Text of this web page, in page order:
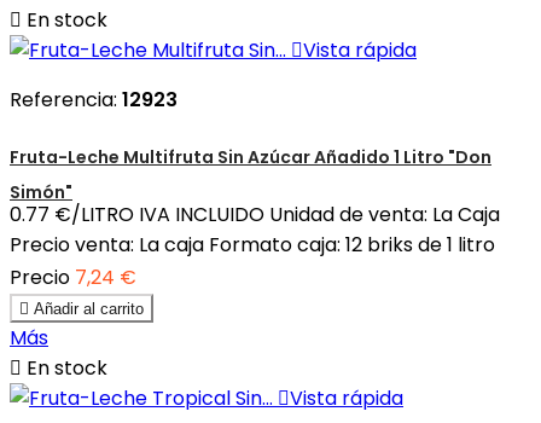
 En stock
Vista rápida
Referencia: 12923
Fruta-Leche Multifruta Sin Azúcar Añadido 1 Litro "Don
Simón"
0.77 €/LITRO IVA INCLUIDO Unidad de venta: La Caja
Precio venta: La caja Formato caja: 12 briks de 1 litro
Precio 7,24 €
 Añadir al carrito
Más
 En stock
Vista rápida